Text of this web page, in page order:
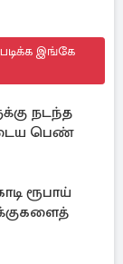
இங்கே
நடந்த
பெண்
ரூபாய்